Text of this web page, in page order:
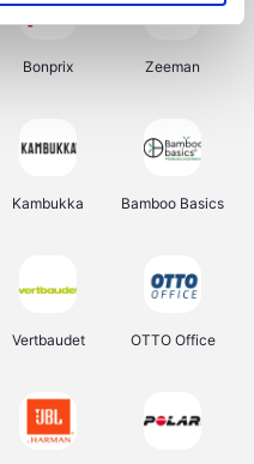
Bonprix Zeeman
Kambukka Bamboo Basics
Vertbaudet OTTO Office